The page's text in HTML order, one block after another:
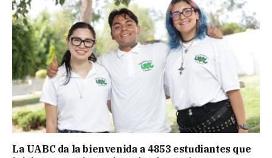
La UABC da la bienvenida a 4853 estudiantes que